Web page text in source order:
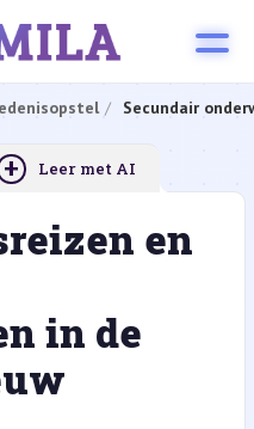
Secundair
+ Leer met AI
en
in de